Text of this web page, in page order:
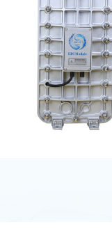
MK-TC100